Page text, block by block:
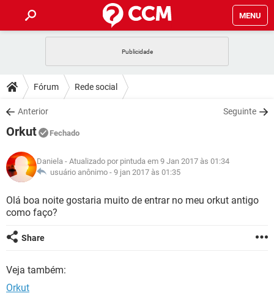
MENU
CELULAR
OUTLOOK
INSTAGRAM
GUIA DE COMPRAS
DICAS
JOGOS
INSTAGRAM GMAIL
GUIA DE COMPRAS
DOWNLOADS
JOGOS
CELULAR
OUTLOOK EXCEL
INSTAGRAM
GUIA DE COMPRAS
JOGOS WHATSAPP
CELULAR
OUTLOOK EXCEL
GLOSSÁRIO
JOGOS
CELULAR
OUTLOOK
GUIA DE COMPRAS
Fórum Rede social
Anterior Seguinte
Orkut Fechado
Daniela - Atualizado por pintuda em 9 Jan 2017 às 01:34
usuário anônimo - 9 jan 2017 às 01:35
Olá boa noite gostaria muito de entrar no meu orkut antigo
como faço?
Share
Veja também:
Orkut